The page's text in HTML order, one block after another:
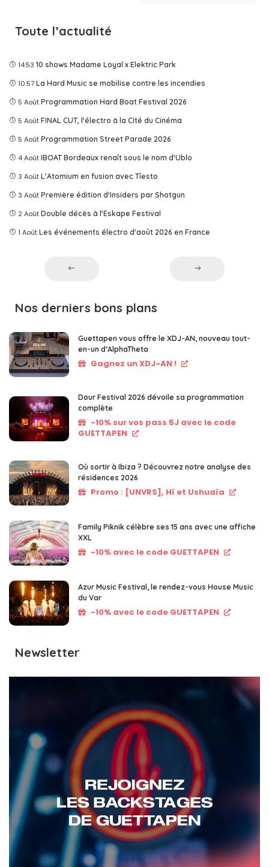
Toute l’actualité
14:53 10 shows Madame Loyal x Elektric Park
10:57 La Hard Music se mobilise contre les incendies
5 Août Programmation Hard Boat Festival 2026
5 Août FINAL CUT, l'électro à la Cité du Cinéma
5 Août Programmation Street Parade 2026
4 Août IBOAT Bordeaux renaît sous le nom d'Ublo
3 Août L’Atomium en fusion avec Tîesto
3 Août Première édition d'Insiders par Shotgun
2 Août Double décès à l'Eskape Festival
1 Août Les événements électro d'août 2026 en France
Nos derniers bons plans
Guettapen vous offre le XDJ-AN, nouveau tout-
en-un d’AlphaTheta
Gagnez un XDJ-AN !
Dour Festival 2026 dévoile sa programmation
complète
-10% sur vos pass 5J avec le code
GUETTAPEN
Où sortir à Ibiza ? Découvrez notre analyse des
résidences 2026
Promo : [UNVRS], Hï et Ushuaïa
Family Piknik célèbre ses 15 ans avec une affiche
XXL
-10% avec le code GUETTAPEN
Azur Music Festival, le rendez-vous House Music
du Var
-10% avec le code GUETTAPEN
Newsletter